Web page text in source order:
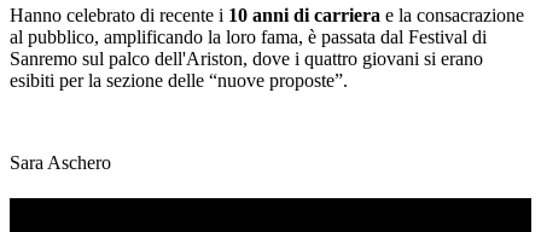
Hanno celebrato di recente i 10 anni di carriera e la consacrazione
al pubblico, amplificando la loro fama, è passata dal Festival di
Sanremo sul palco dell'Ariston, dove i quattro giovani si erano
esibiti per la sezione delle “nuove proposte”.
Sara Aschero